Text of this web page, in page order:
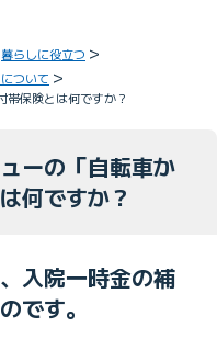
暮らしに役立つ
ついて
帯保険とは何ですか？
ーの「自転車か
何ですか？
入院一時金の補
です。